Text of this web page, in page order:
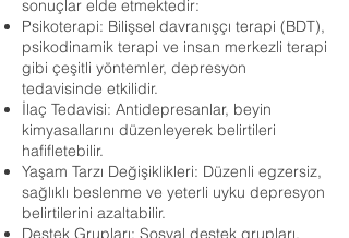
sonuçlar elde etmektedir:
Psikoterapi: Bilişsel davranışçı terapi (BDT),
psikodinamik terapi ve insan merkezli terapi
gibi çeşitli yöntemler, depresyon
tedavisinde etkilidir.
İlaç Tedavisi: Antidepresanlar, beyin
kimyasallarını düzenleyerek belirtileri
hafifletebilir.
Yaşam Tarzı Değişiklikleri: Düzenli egzersiz,
sağlıklı beslenme ve yeterli uyku depresyon
belirtilerini azaltabilir.
Destek Grupları: Sosyal destek grupları,